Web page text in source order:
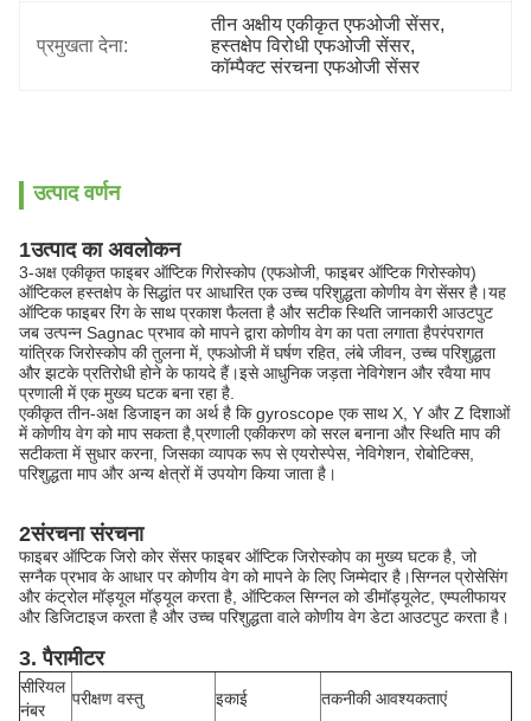
प्रमुखता देना:
तीन अक्षीय एकीकृत एफओजी सेंसर,
हस्तक्षेप विरोधी एफओजी सेंसर,
कॉम्पैक्ट संरचना एफओजी सेंसर
उत्पाद वर्णन
1उत्पाद का अवलोकन
3-अक्ष एकीकृत फाइबर ऑप्टिक गिरोस्कोप (एफओजी, फाइबर ऑप्टिक गिरोस्कोप)
ऑप्टिकल हस्तक्षेप के सिद्धांत पर आधारित एक उच्च परिशुद्धता कोणीय वेग सेंसर है।यह
ऑप्टिक फाइबर रिंग के साथ प्रकाश फैलता है और सटीक स्थिति जानकारी आउटपुट
जब उत्पन्न Sagnac प्रभाव को मापने द्वारा कोणीय वेग का पता लगाता हैपरंपरागत
यांत्रिक जिरोस्कोप की तुलना में, एफओजी में घर्षण रहित, लंबे जीवन, उच्च परिशुद्धता
और झटके प्रतिरोधी होने के फायदे हैं।इसे आधुनिक जड़ता नेविगेशन और रवैया माप
प्रणाली में एक मुख्य घटक बना रहा है.
एकीकृत तीन-अक्ष डिजाइन का अर्थ है कि gyroscope एक साथ X, Y और Z दिशाओं
में कोणीय वेग को माप सकता है,प्रणाली एकीकरण को सरल बनाना और स्थिति माप की
सटीकता में सुधार करना, जिसका व्यापक रूप से एयरोस्पेस, नेविगेशन, रोबोटिक्स,
परिशुद्धता माप और अन्य क्षेत्रों में उपयोग किया जाता है।
2संरचना संरचना
फाइबर ऑप्टिक जिरो कोर सेंसर फाइबर ऑप्टिक जिरोस्कोप का मुख्य घटक है, जो
सग्नैक प्रभाव के आधार पर कोणीय वेग को मापने के लिए जिम्मेदार है।सिग्नल प्रोसेसिंग
और कंट्रोल मॉड्यूल मॉड्यूल करता है, ऑप्टिकल सिग्नल को डीमॉड्यूलेट, एम्पलीफायर
और डिजिटाइज करता है और उच्च परिशुद्धता वाले कोणीय वेग डेटा आउटपुट करता है।
3. पैरामीटर
सीरियल
नंबर
परीक्षण वस्तु इकाई तकनीकी आवश्यकताएं